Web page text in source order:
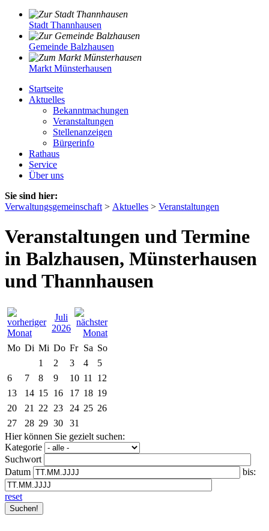
Stadt Thannhausen
Gemeinde Balzhausen
Markt Münsterhausen
Startseite
Aktuelles
Bekanntmachungen
Veranstaltungen
Stellenanzeigen
Bürgerinfo
Rathaus
Service
Über uns
Sie sind hier:
Verwaltungsgemeinschaft > Aktuelles > Veranstaltungen
Veranstaltungen und Termine
in Balzhausen, Münsterhausen
und Thannhausen
Juli
2026
Mo Di Mi Do Fr Sa So
1
2 3 4
5
6
7 8 9 10 11
12
13
14 15 16 17 18 19
20
21 22 23 24 25 26
27
28 29 30
31
Hier können Sie gezielt suchen:
Kategorie
Suchwort
Datum
bis:
reset